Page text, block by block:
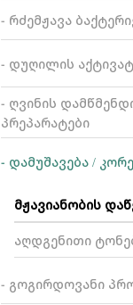
- რძემჟავა
- დუღილის
- ღვინის
პრეპარატები
- დამუშავება /
მჟავიანობის
აღდგენითი
- გოგირდოვანი